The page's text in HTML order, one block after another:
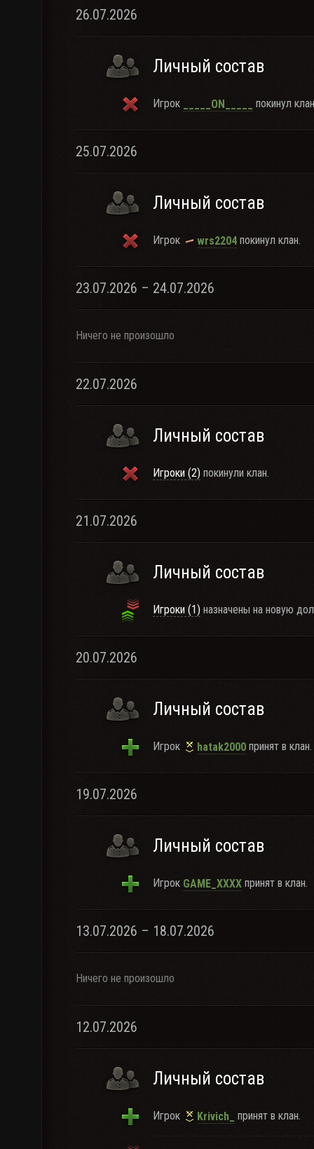
26.07.2026
Личный состав
Игрок _____ON_____ покинул
25.07.2026
Личный состав
Игрок wrs2204 покинул клан.
23.07.2026 – 24.07.2026
Ничего не произошло
22.07.2026
Личный состав
Игроки (2) покинули клан.
21.07.2026
Личный состав
Игроки (1) назначены на новую
20.07.2026
Личный состав
Игрок hatak2000 принят в клан.
19.07.2026
Личный состав
Игрок GAME_XXXX принят в клан.
13.07.2026 – 18.07.2026
Ничего не произошло
12.07.2026
Личный состав
Игрок Krivich_ принят в клан.